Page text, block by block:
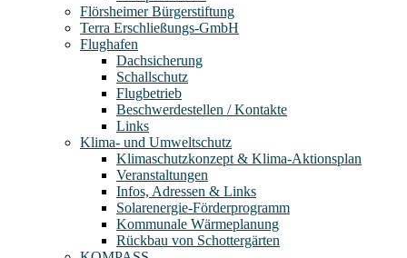
Flörsheimer Bürgerstiftung
Terra Erschließungs-GmbH
Flughafen
Dachsicherung
Schallschutz
Flugbetrieb
Beschwerdestellen / Kontakte
Links
Klima- und Umweltschutz
Klimaschutzkonzept & Klima-Aktionsplan
Veranstaltungen
Infos, Adressen & Links
Solarenergie-Förderprogramm
Kommunale Wärmeplanung
Rückbau von Schottergärten